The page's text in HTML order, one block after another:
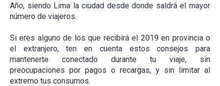
Año, siendo Lima la ciudad desde donde saldrá el mayor
número de viajeros.
Si eres alguno de los que recibirá el 2019 en provincia o
el extranjero, ten en cuenta estos consejos para
mantenerte conectado durante tu viaje, sin
preocupaciones por pagos o recargas, y sin limitar al
extremo tus consumos.